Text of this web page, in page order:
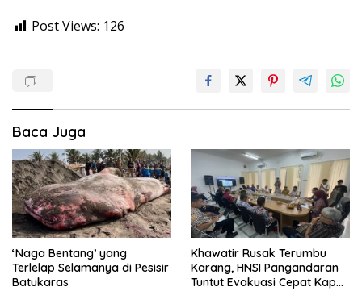
Post Views: 126
Baca Juga
‘Naga Bentang’ yang
Terlelap Selamanya di Pesisir
Batukaras
Khawatir Rusak Terumbu
Karang, HNSI Pangandaran
Tuntut Evakuasi Cepat Kapal